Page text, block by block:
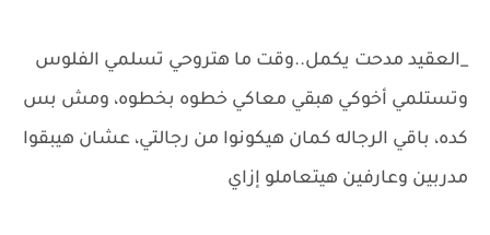
_العقيد مدحت يكمل..وقت ما هتروحي تسلمي الفلوس
وتستلمي أخوكي هبقي معاكي خطوه بخطوه، ومش بس
كده، باقي الرجاله كمان هيكونوا من رجالتي، عشان هيبقوا
مدربين وعارفين هيتعاملو إزاي